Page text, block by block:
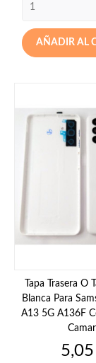
AÑADIR AL
Tapa Trasera O
Blanca Para
A13 5G A136F